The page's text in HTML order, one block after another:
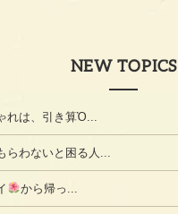
NEW TOPICS
れは、引き算Ὀ...
らわないと困る人...
から帰っ...